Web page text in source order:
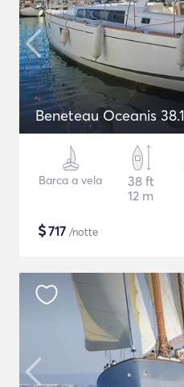
Beneteau Oceanis 38.1
Barca a vela
38 ft
12 m
$717 /notte